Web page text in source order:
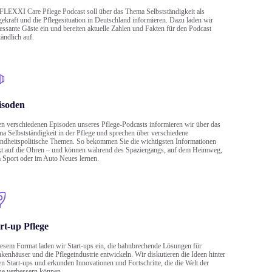
Care Pflege Podcast soll über das Thema Selbstständigkeit als
und die Pflegesituation in Deutschland informieren. Dazu laden wir
Gäste ein und bereiten aktuelle Zahlen und Fakten für den Podcast
auf.
verschiedenen Episoden unseres Pflege-Podcasts informieren wir über das
Selbstständigkeit in der Pflege und sprechen über verschiedene
Themen. So bekommen Sie die wichtigsten Informationen
auf die Ohren – und können während des Spaziergangs, auf dem Heimweg,
Sport oder im Auto Neues lernen.
up Pflege
Format laden wir Start-ups ein, die bahnbrechende Lösungen für
und die Pflegeindustrie entwickeln. Wir diskutieren die Ideen hinter
Start-ups und erkunden Innovationen und Fortschritte, die die Welt der